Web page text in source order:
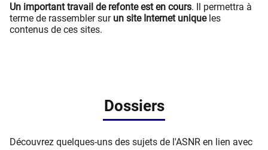
Un important travail de refonte est en cours. Il permettra à
terme de rassembler sur un site Internet uniqueles
contenus de ces sites.
Dossiers
Découvrez quelques-uns des sujets de l'ASNR en lien avec